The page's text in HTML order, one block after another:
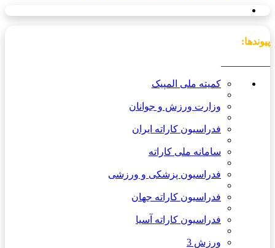
پیوندها:
کمیته ملی المپیک
وزارت ورزش و جوانان
فدراسیون کاراته ایران
سامانه ملی کاراته
فدراسیون پزشکی و ورزشی
فدراسیون کاراته جهان
فدراسیون کاراته آسیا
ورزش 3